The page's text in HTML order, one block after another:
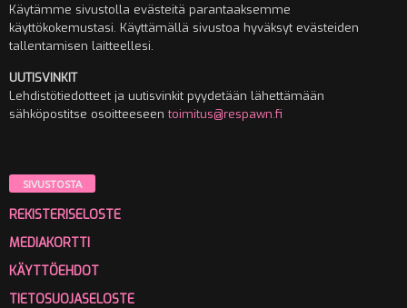
Käytämme sivustolla evästeitä parantaaksemme
käyttökokemustasi. Käyttämällä sivustoa hyväksyt evästeiden
tallentamisen laitteellesi.
UUTISVINKIT
Lehdistötiedotteet ja uutisvinkit pyydetään lähettämään
sähköpostitse osoitteeseentoimitus@respawn.fi
SIVUSTOSTA
REKISTERISELOSTE
MEDIAKORTTI
KÄYTTÖEHDOT
TIETOSUOJASELOSTE